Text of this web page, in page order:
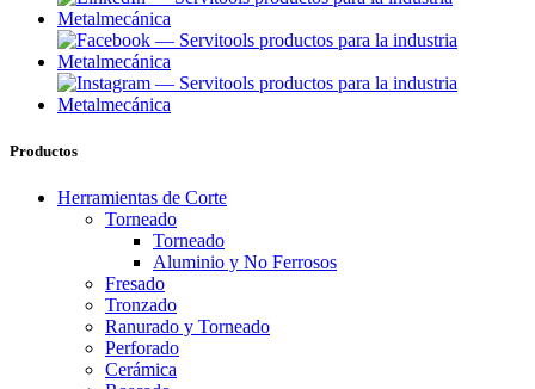
Productos
Herramientas de Corte
Torneado
Torneado
Aluminio y No Ferrosos
Fresado
Tronzado
Ranurado y Torneado
Perforado
Cerámica